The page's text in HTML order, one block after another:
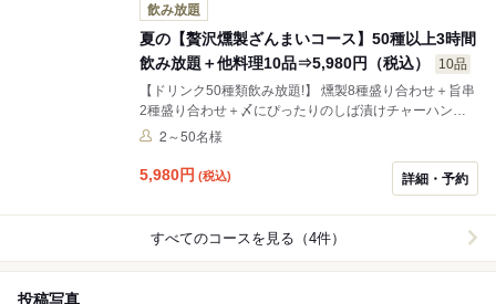
飲み放題
夏の【贅沢燻製ざんまいコース】50種以上3時間
飲み放題＋他料理10品⇒5,980円（税込）
10品
【ドリンク50種類飲み放題!】 燻製8種盛り合わせ＋旨串
2種盛り合わせ＋〆にぴったりのしば漬けチャーハン＋
他料理7品
2～50名様
5,980円 (税込) 詳細・予約
すべてのコースを見る（4件）
投稿写真